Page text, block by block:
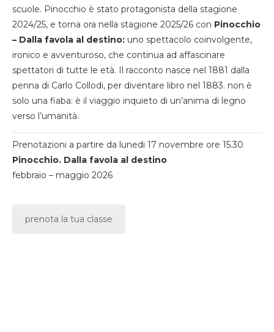
scuole. Pinocchio è stato protagonista della stagione
2024/25, e torna ora nella stagione 2025/26 con Pinocchio
– Dalla favola al destino: uno spettacolo coinvolgente,
ironico e avventuroso, che continua ad affascinare
spettatori di tutte le età. Il racconto nasce nel 1881 dalla
penna di Carlo Collodi, per diventare libro nel 1883. non è
solo una fiaba: è il viaggio inquieto di un’anima di legno
verso l’umanità.
Prenotazioni a partire da lunedi 17 novembre ore 15.30
Pinocchio. Dalla favola al destino
febbraio – maggio 2026
prenota la tua classe